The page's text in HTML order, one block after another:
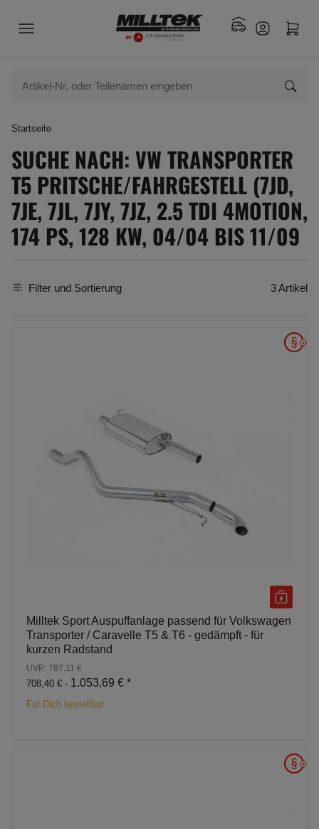
Startseite
SUCHE NACH: VW TRANSPORTER
T5 PRITSCHE/FAHRGESTELL (7JD,
7JE, 7JL, 7JY, 7JZ, 2.5 TDI 4MOTION,
174 PS, 128 KW, 04/04 BIS 11/09
Filter und Sortierung 3 Artikel
Milltek Sport Auspuffanlage passend für Volkswagen
Transporter / Caravelle T5 & T6 - gedämpft - für
kurzen Radstand
UVP: 787,11 €
708,40 € - 1.053,69 € *
Für Dich bestellbar